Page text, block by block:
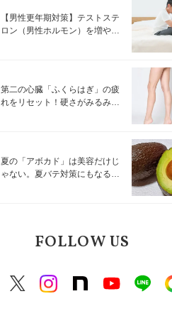
【男性更年期対策】テストステ
ロン（男性ホルモン）を増やす
第二の心臓「ふくらはぎ」の疲
れをリセット！硬さがみるみる
夏の「アボカド」は美容だけじ
ゃない。夏バテ対策にもなる意
FOLLOW US
FacebookX（旧twitter）
instagram
note Youtubeline